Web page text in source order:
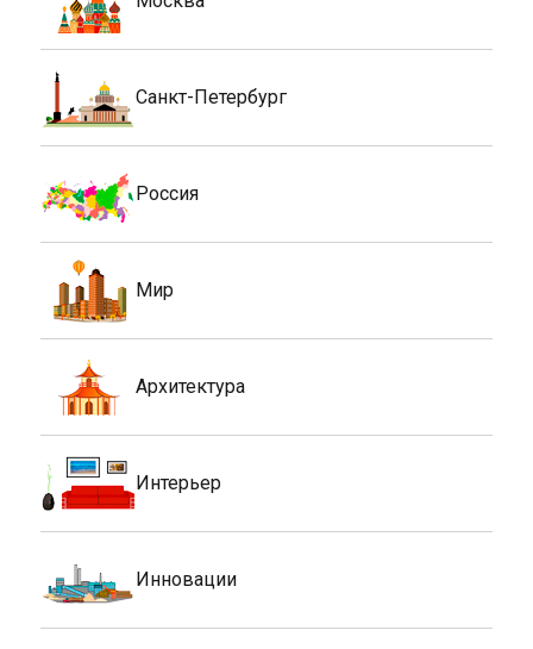
Санкт-Петербург
Россия
Мир
Архитектура
Интерьер
Инновации